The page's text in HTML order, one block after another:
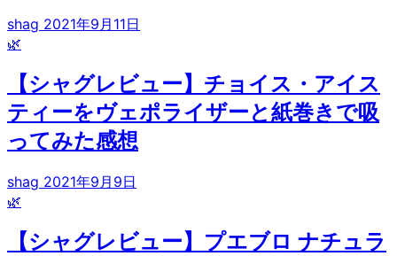
shag 2021年9月11日
🌿
【シャグレビュー】チョイス・アイス
ティーをヴェポライザーと紙巻きで吸
ってみた感想
shag 2021年9月9日
🌿
【シャグレビュー】プエブロ ナチュラ